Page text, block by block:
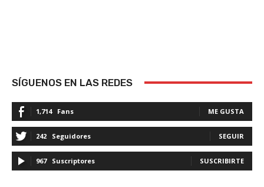
SÍGUENOS EN LAS REDES
1,714 Fans ME GUSTA
242 Seguidores SEGUIR
967 Suscriptores SUSCRIBIRTE